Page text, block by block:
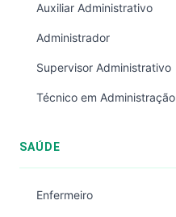
Auxiliar Administrativo
Administrador
Supervisor Administrativo
Técnico em Administração
SAÚDE
Enfermeiro